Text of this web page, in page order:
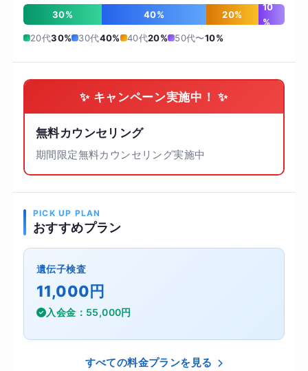
30% 40% 20%
10
%
20代30% 30代40% 40代20% 50代〜10%
✨ キャンペーン実施中！ ✨
無料カウンセリング
期間限定無料カウンセリング実施中
PICK UP PLAN
おすすめプラン
遺伝子検査
11,000円
入会金：55,000円
すべての料金プランを見る